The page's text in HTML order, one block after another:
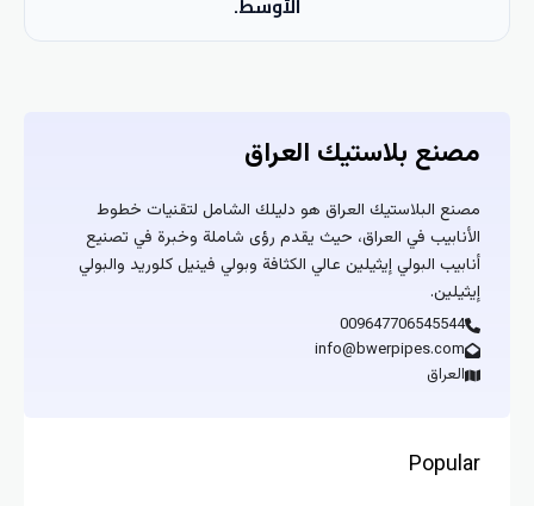
مصنع بلاستيك العراق
مصنع البلاستيك العراق هو دليلك الشامل لتقنيات خطوط
الأنابيب في العراق، حيث يقدم رؤى شاملة وخبرة في تصنيع
أنابيب البولي إيثيلين عالي الكثافة وبولي فينيل كلوريد والبولي
إيثيلين.
009647706545544
info@bwerpipes.com
العراق
Popular